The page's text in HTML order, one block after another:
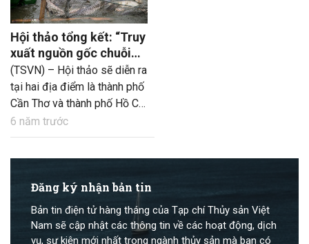
Hội thảo tổng kết: “Truy
xuất nguồn gốc chuỗi
cung ứng thủy sản –
Chia sẻ kinh nghiệm và
giải pháp”
(TSVN) – Hội thảo sẽ diễn ra
tại hai địa điểm là thành phố
Cần Thơ và thành phố Hồ Chí
Minh trong 2 ngày 8 –
9/12/2020.
6 năm trước
Đăng ký nhận bản tin
Bản tin điện tử hàng tháng của Tạp chí Thủy sản Việt
Nam sẽ cập nhật các thông tin về các hoạt động, dịch
vụ, sự kiện mới nhất trong ngành thủy sản mà bạn có